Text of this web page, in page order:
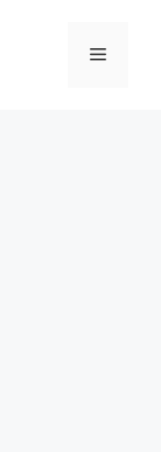
메